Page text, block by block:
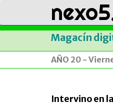
Magacín
AÑO 20 -
Intervino en